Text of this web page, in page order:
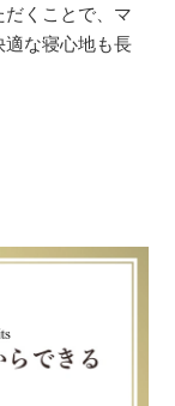
くことで、マ
適な寝心地も長